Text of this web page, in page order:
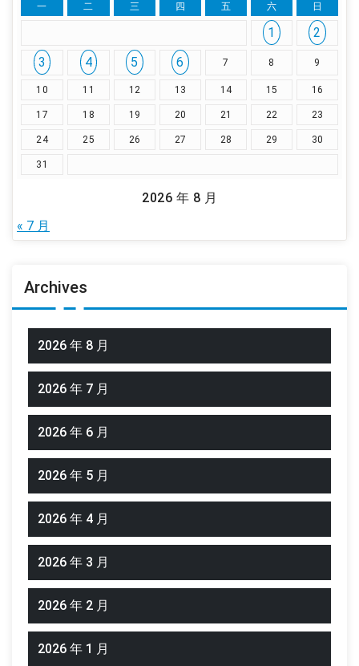
2026 年 8 月
一 二 三 四 五 六 日
1
2
3
4 5 6 7 8 9
10 11 12 13 14 15 16
17 18 19 20 21 22 23
24 25 26 27 28 29 30
31
« 7 月
Archives
2026 年 8 月
2026 年 7 月
2026 年 6 月
2026 年 5 月
2026 年 4 月
2026 年 3 月
2026 年 2 月
2026 年 1 月